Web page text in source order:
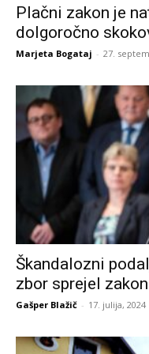
Plačni zakon je
dolgoročno
Marjeta Bogataj - 27.
Škandalozni
zbor sprejel
Gašper Blažič - 17. julija, 2024